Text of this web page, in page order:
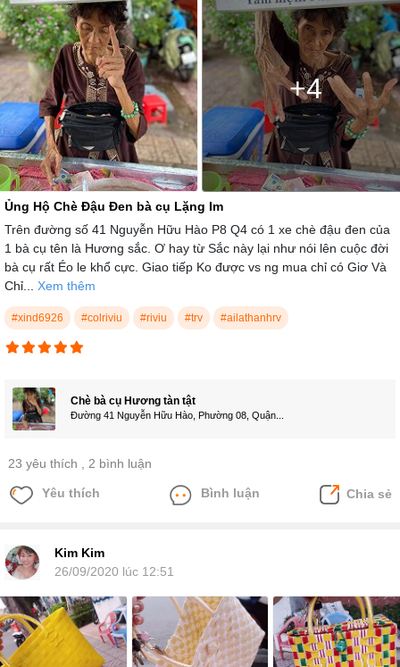
+4
Ủng Hộ Chè Đậu Đen bà cụ Lặng Im
Trên đường số 41 Nguyễn Hữu Hào P8 Q4 có 1 xe chè đậu đen của
1 bà cụ tên là Hương sắc. Ơ hay từ Sắc này lại như nói lên cuộc đời
bà cụ rất Éo le khổ cực. Giao tiếp Ko được vs ng mua chỉ có Giơ Và
Chỉ... Xem thêm
#xind6926 #colriviu #riviu #trv #ailathanhrv
Chè bà cụ Hương tàn tật
Đường 41 Nguyễn Hữu Hào, Phường 08, Quận...
23 yêu thích , 2 bình luận
Yêu thích Bình luận Chia sẻ
Kim Kim
26/09/2020 lúc 12:51